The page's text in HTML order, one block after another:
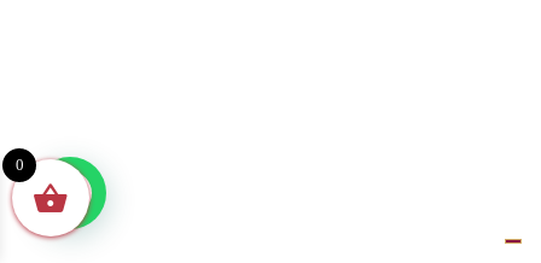
0